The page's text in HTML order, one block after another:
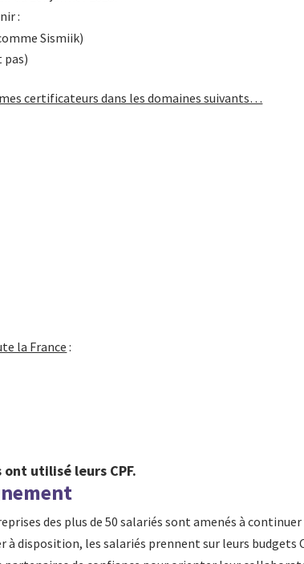
:
Sismiik)
certificateurs dans les domaines suivants…
la France :
utilisé leurs CPF.
des plus de 50 salariés sont amenés à
disposition, les salariés prennent sur leurs budgets